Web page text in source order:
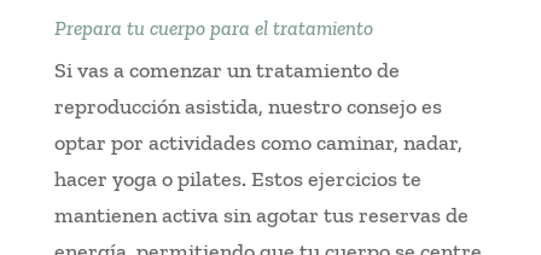
Prepara tu cuerpo para el tratamiento
Si vas a comenzar un tratamiento de
reproducción asistida, nuestro consejo es
optar por actividades como caminar, nadar,
hacer yoga o pilates. Estos ejercicios te
mantienen activa sin agotar tus reservas de